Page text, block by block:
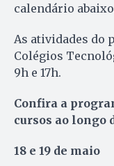
calendário
As atividades do
Colégios
9h e 17h.
Confira a
cursos ao longo
18 e 19 de maio